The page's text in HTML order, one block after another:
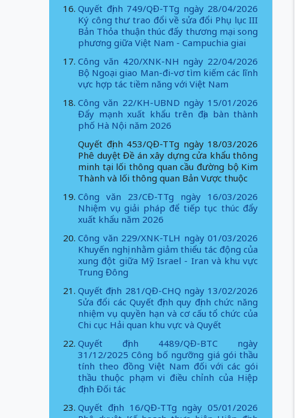
Quyết định 749/QĐ-TTg ngày 28/04/2026
Ký công thư trao đổi về sửa đổi Phụ lục III
Bản Thỏa thuận thúc đẩy thương mại song
phương giữa Việt Nam - Campuchia giai
Công văn 420/XNK-NH ngày 22/04/2026
Bộ Ngoại giao Man-đi-vơ tìm kiếm các lĩnh
vực hợp tác tiềm năng với Việt Nam
Công văn 22/KH-UBND ngày 15/01/2026
Đẩy mạnh xuất khẩu trên địa bàn thành
phố Hà Nội năm 2026
Quyết định 453/QĐ-TTg ngày 18/03/2026
Phê duyệt Đề án xây dựng cửa khẩu thông
minh tại lối thông quan cầu đường bộ Kim
Thành và lối thông quan Bản Vược thuộc
Công văn 23/CĐ-TTg ngày 16/03/2026
Nhiệm vụ giải pháp để tiếp tục thúc đẩy
xuất khẩu năm 2026
Công văn 229/XNK-TLH ngày 01/03/2026
Khuyến nghị nhằm giảm thiểu tác động của
xung đột giữa Mỹ Israel - Iran và khu vực
Trung Đông
Quyết định 281/QĐ-CHQ ngày 13/02/2026
Sửa đổi các Quyết định quy định chức năng
nhiệm vụ quyền hạn và cơ cấu tổ chức của
Chi cục Hải quan khu vực và Quyết
Quyết định 4489/QĐ-BTC ngày
31/12/2025 Công bố ngưỡng giá gói thầu
tính theo đồng Việt Nam đối với các gói
thầu thuộc phạm vi điều chỉnh của Hiệp
định Đối tác
Quyết định 16/QĐ-TTg ngày 05/01/2026